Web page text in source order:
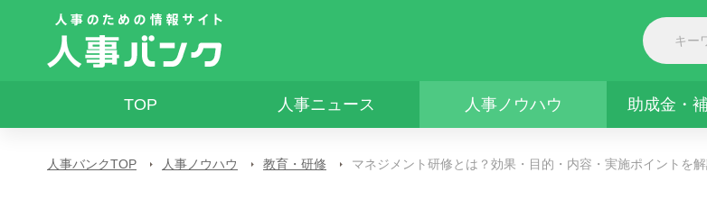
TOP 人事ニュース 人事ノウハウ 助成金・
人事バンクTOP 人事ノウハウ 教育・研修 マネジメント研修とは？効果・目的・内容・実施ポイントを解